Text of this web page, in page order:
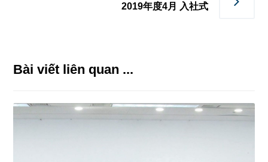
2019年度4月 入社式
Bài viết liên quan ...